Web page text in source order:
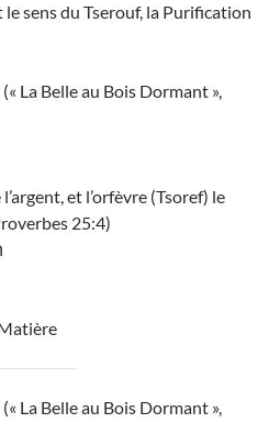
le sens du Tserouf, la Purification
La Belle au Bois Dormant »,
et l’orfèvre (Tsoref) le
25:4)
La Belle au Bois Dormant »,